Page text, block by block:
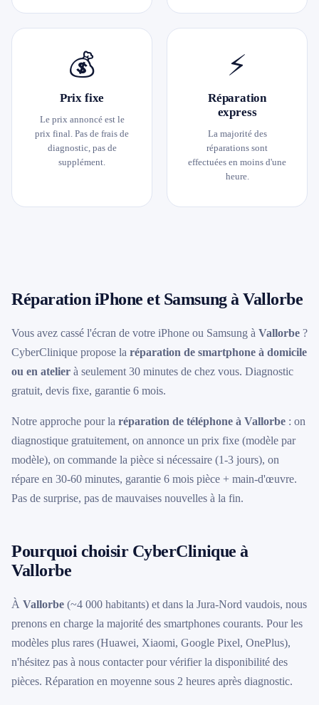
💰
Prix fixe
Le prix annoncé est le
prix final. Pas de frais de
diagnostic, pas de
supplément.
⚡
Réparation
express
La majorité des
réparations sont
effectuées en moins d'une
heure.
Réparation iPhone et Samsung à Vallorbe
Vous avez cassé l'écran de votre iPhone ou Samsung à Vallorbe ?
CyberClinique propose la réparation de smartphone à domicile
ou en atelier à seulement 30 minutes de chez vous. Diagnostic
gratuit, devis fixe, garantie 6 mois.
Notre approche pour la réparation de téléphone à Vallorbe : on
diagnostique gratuitement, on annonce un prix fixe (modèle par
modèle), on commande la pièce si nécessaire (1-3 jours), on
répare en 30-60 minutes, garantie 6 mois pièce + main-d'œuvre.
Pas de surprise, pas de mauvaises nouvelles à la fin.
Pourquoi choisir CyberClinique à
Vallorbe
À Vallorbe (~4 000 habitants) et dans la Jura-Nord vaudois, nous
prenons en charge la majorité des smartphones courants. Pour les
modèles plus rares (Huawei, Xiaomi, Google Pixel, OnePlus),
n'hésitez pas à nous contacter pour vérifier la disponibilité des
pièces. Réparation en moyenne sous 2 heures après diagnostic.